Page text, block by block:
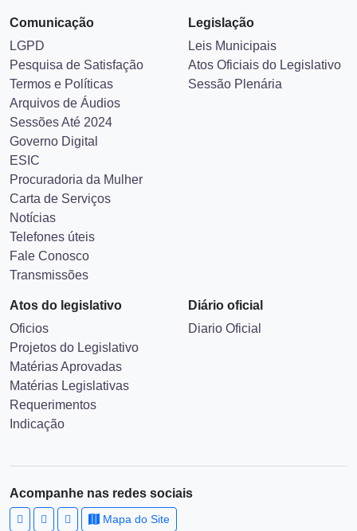
Comunicação
LGPD
Pesquisa de Satisfação
Termos e Políticas
Arquivos de Áudios
Sessões Até 2024
Governo Digital
ESIC
Procuradoria da Mulher
Carta de Serviços
Notícias
Telefones úteis
Fale Conosco
Transmissões
Legislação
Leis Municipais
Atos Oficiais do Legislativo
Sessão Plenária
Atos do legislativo
Oficios
Projetos do Legislativo
Matérias Aprovadas
Matérias Legislativas
Requerimentos
Indicação
Diário oficial
Diario Oficial
Acompanhe nas redes sociais
Mapa do Site